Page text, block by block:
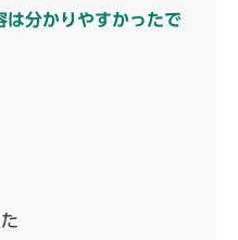
分かりやすかったで